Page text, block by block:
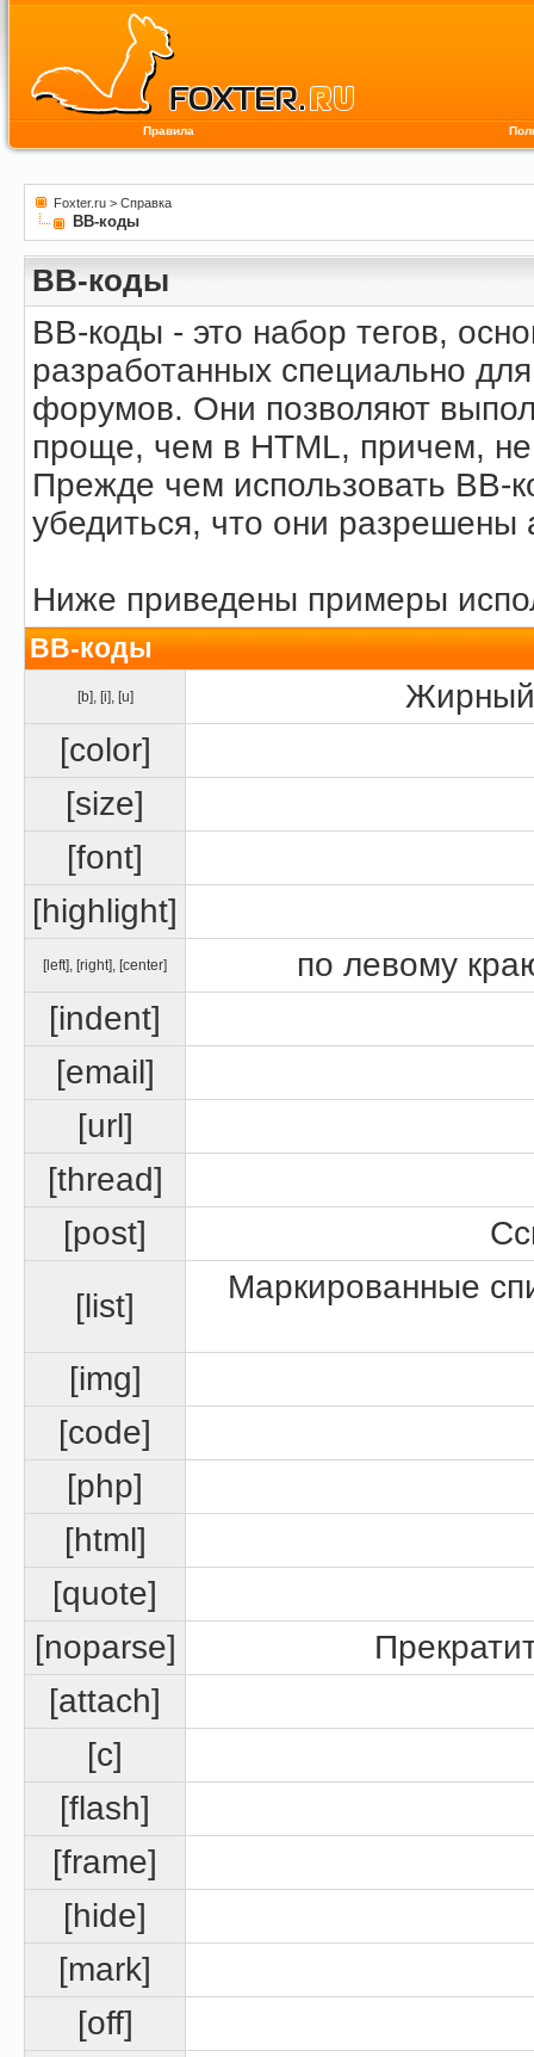
Правила
Foxter.ru > Справка
BB-коды
BB-коды
BB-коды - это набор тегов,
разработанных специально
форумов. Они позволяют
проще, чем в HTML, причем,
Прежде чем использовать
убедиться, что они разрешены
Ниже приведены примеры
BB-коды
[b], [i], [u]
Жирный
[color]
[size]
[font]
[highlight]
[left], [right], [center]
по левому
[indent]
[email]
[url]
[thread]
[post]
[list]
Маркированные
[img]
[code]
[php]
[html]
[quote]
[noparse]
[attach]
[c]
[flash]
[frame]
[hide]
[mark]
[off]